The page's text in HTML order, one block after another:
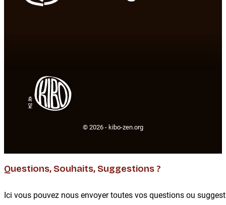
© 2026 - kibo-zen.org
Questions, Souhaits, Suggestions ?
Ici vous pouvez nous envoyer toutes vos questions ou